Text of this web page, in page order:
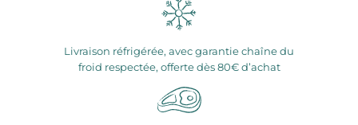
Livraison réfrigérée, avec garantie chaîne du
froid respectée, offerte dès 80€ d’achat